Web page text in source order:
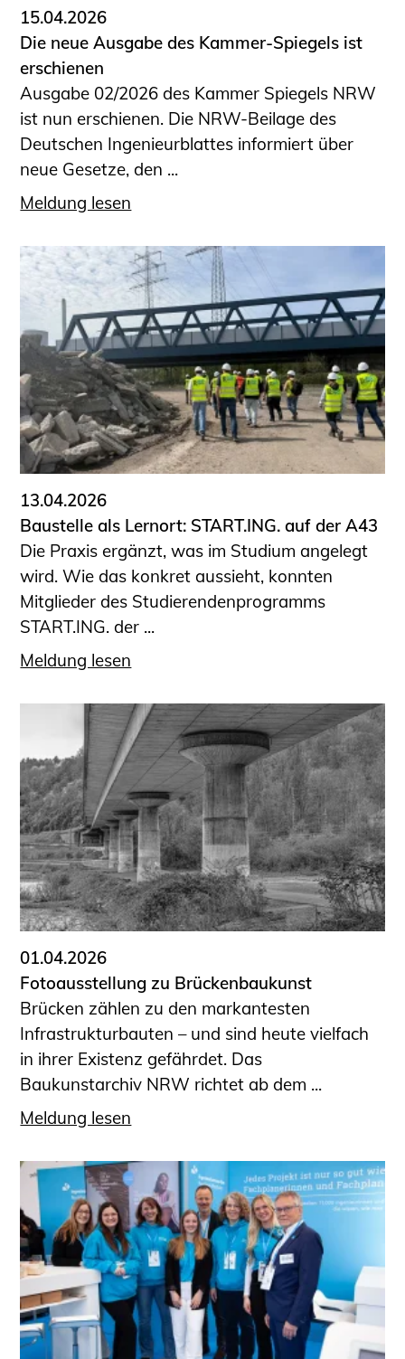
15.04.2026
Die neue Ausgabe des Kammer-Spiegels ist
erschienen
Ausgabe 02/2026 des Kammer Spiegels NRW
ist nun erschienen. Die NRW-Beilage des
Deutschen Ingenieurblattes informiert über
neue Gesetze, den ...
Meldung lesen
13.04.2026
Baustelle als Lernort: START.ING. auf der A43
Die Praxis ergänzt, was im Studium angelegt
wird. Wie das konkret aussieht, konnten
Mitglieder des Studierendenprogramms
START.ING. der ...
Meldung lesen
01.04.2026
Fotoausstellung zu Brückenbaukunst
Brücken zählen zu den markantesten
Infrastrukturbauten – und sind heute vielfach
in ihrer Existenz gefährdet. Das
Baukunstarchiv NRW richtet ab dem ...
Meldung lesen